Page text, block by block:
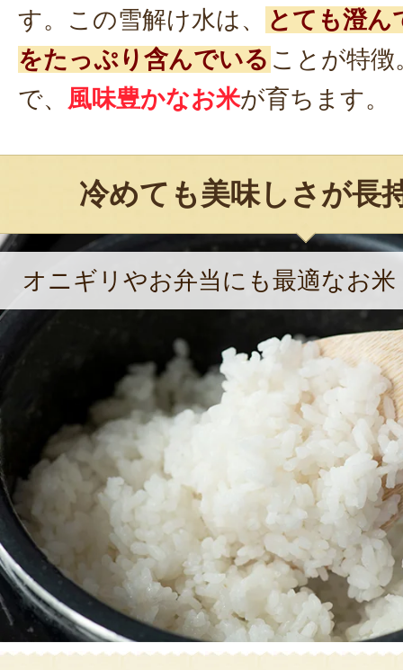
す。この雪解け水は、
とても澄ん
をたっぷり含んでいる ことが特
で、 風味豊かなお米が育ちます。
冷めても美味しさが長
オニギリやお弁当にも最適なお米